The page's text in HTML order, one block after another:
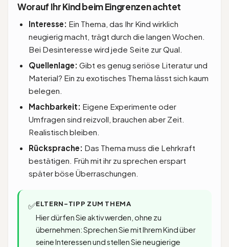
Worauf Ihr Kind beim Eingrenzen achtet
Interesse: Ein Thema, das Ihr Kind wirklich
neugierig macht, trägt durch die langen Wochen.
Bei Desinteresse wird jede Seite zur Qual.
Quellenlage: Gibt es genug seriöse Literatur und
Material? Ein zu exotisches Thema lässt sich kaum
belegen.
Machbarkeit: Eigene Experimente oder
Umfragen sind reizvoll, brauchen aber Zeit.
Realistisch bleiben.
Rücksprache: Das Thema muss die Lehrkraft
bestätigen. Früh mit ihr zu sprechen erspart
später böse Überraschungen.
✅ELTERN-TIPP ZUM THEMA
Hier dürfen Sie aktiv werden, ohne zu
übernehmen: Sprechen Sie mit Ihrem Kind über
seine Interessen und stellen Sie neugierige